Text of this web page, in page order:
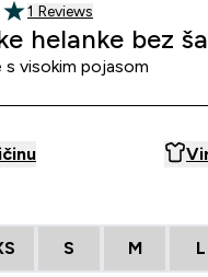
1 customer reviews
1 Reviews
helanke bez
visokim pojasom
S M L